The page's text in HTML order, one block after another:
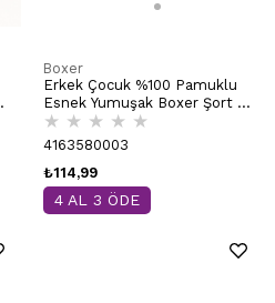
Boxer
Erkek Çocuk %100 Pamuklu
Esnek Yumuşak Boxer Şort |
Beyaz K0711
★ ★ ★ ★ ★
4163580003
₺114,99
4 AL 3 ÖDE